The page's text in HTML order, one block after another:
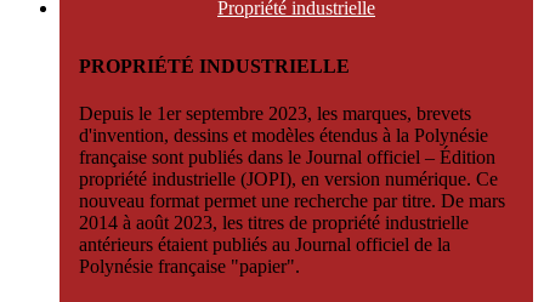
Propriété industrielle
PROPRIÉTÉ INDUSTRIELLE
Depuis le 1er septembre 2023, les marques, brevets
d'invention, dessins et modèles étendus à la Polynésie
française sont publiés dans le Journal officiel – Édition
propriété industrielle (JOPI), en version numérique. Ce
nouveau format permet une recherche par titre. De mars
2014 à août 2023, les titres de propriété industrielle
antérieurs étaient publiés au Journal officiel de la
Polynésie française "papier".